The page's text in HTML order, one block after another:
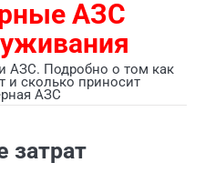
АЗС
Подробно о том как
и сколько приносит
АЗС
затрат